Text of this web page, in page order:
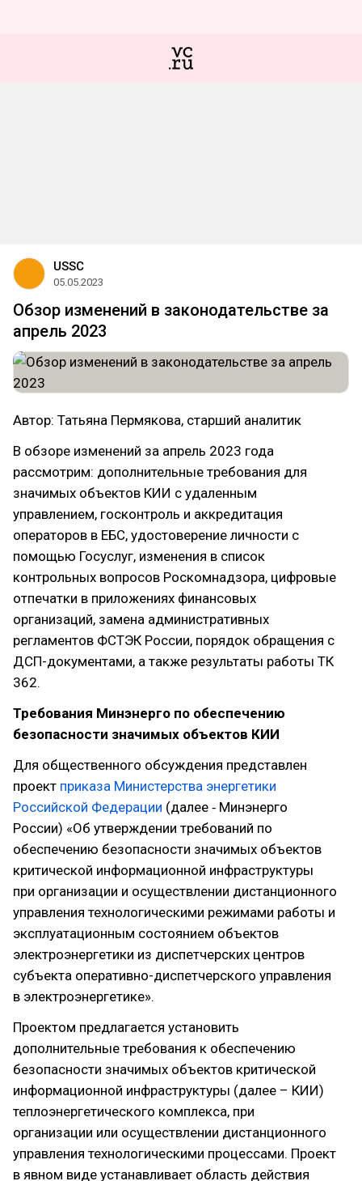
USSC
05.05.2023
Обзор изменений в законодательстве за
апрель 2023
Автор: Татьяна Пермякова, старший аналитик
В обзоре изменений за апрель 2023 года
рассмотрим: дополнительные требования для
значимых объектов КИИ с удаленным
управлением, госконтроль и аккредитация
операторов в ЕБС, удостоверение личности с
помощью Госуслуг, изменения в список
контрольных вопросов Роскомнадзора, цифровые
отпечатки в приложениях финансовых
организаций, замена административных
регламентов ФСТЭК России, порядок обращения с
ДСП-документами, а также результаты работы ТК
362.
Требования Минэнерго по обеспечению
безопасности значимых объектов КИИ
Для общественного обсуждения представлен
проект приказа Министерства энергетики
Российской Федерации (далее ‑ Минэнерго
России) «Об утверждении требований по
обеспечению безопасности значимых объектов
критической информационной инфраструктуры
при организации ‎и осуществлении дистанционного
управления технологическими режимами работы и
эксплуатационным состоянием объектов
электроэнергетики ‎из диспетчерских центров
субъекта оперативно-диспетчерского управления
в электроэнергетике».
Проектом предлагается установить
дополнительные требования к обеспечению
безопасности значимых объектов критической
информационной инфраструктуры (далее – КИИ)
теплоэнергетического комплекса, при
организации или осуществлении дистанционного
управления технологическими процессами. Проект
в явном виде устанавливает область действия